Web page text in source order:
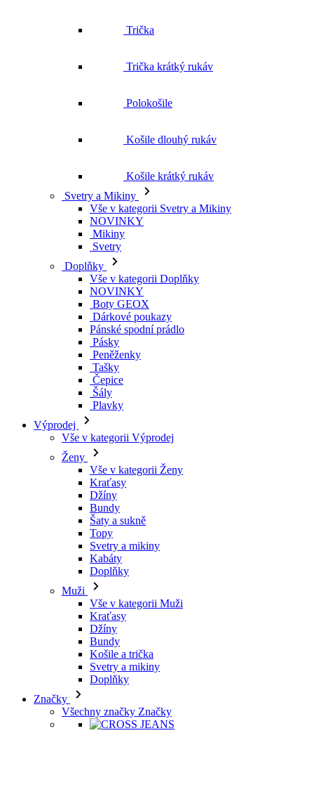
Trička
Trička krátký rukáv
Polokošile
Košile dlouhý rukáv
Košile krátký rukáv
Svetry a Mikiny
Vše v kategorii Svetry a Mikiny
NOVINKY
Mikiny
Svetry
Doplňky
Vše v kategorii Doplňky
NOVINKY
Boty GEOX
Dárkové poukazy
Pánské spodní prádlo
Pásky
Peněženky
Tašky
Čepice
Šály
Plavky
Výprodej
Vše v kategorii Výprodej
Ženy
Vše v kategorii Ženy
Kraťasy
Džíny
Bundy
Šaty a sukně
Topy
Svetry a mikiny
Kabáty
Doplňky
Muži
Vše v kategorii Muži
Kraťasy
Džíny
Bundy
Košile a trička
Svetry a mikiny
Doplňky
Značky
Všechny značky Značky